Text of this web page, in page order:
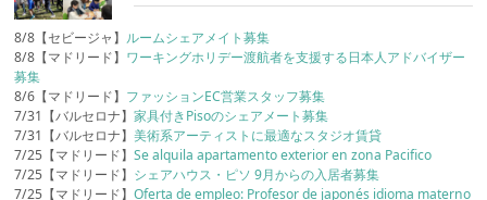
8/8【セビージャ】 ルームシェアメイト募集
8/8【マドリード】 ワーキングホリデー渡航者を支援する日本人アドバイザー
募集
8/6【マドリード】 ファッションEC営業スタッフ募集
7/31【バルセロナ】家具付きPisoのシェアメート募集
7/31【バルセロナ】美術系アーティストに最適なスタジオ賃貸
7/25【マドリード】Se alquila apartamento exterior en zona Pacifico
7/25【マドリード】 シェアハウス・ピソ 9月からの入居者募集
7/25【マドリード】Oferta de empleo: Profesor de japonés idioma materno